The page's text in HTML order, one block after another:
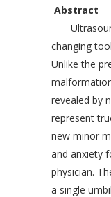
Abstract
changing
Unlike the
revealed by
represent
new minor
and anxiety
physician.
a single